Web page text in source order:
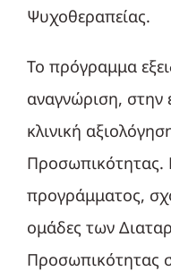
Ψυχοθεραπείας.
Το πρόγραμμα
αναγνώριση, στην
κλινική
Προσωπικότητας.
προγράμματος,
ομάδες των
Προσωπικότητας